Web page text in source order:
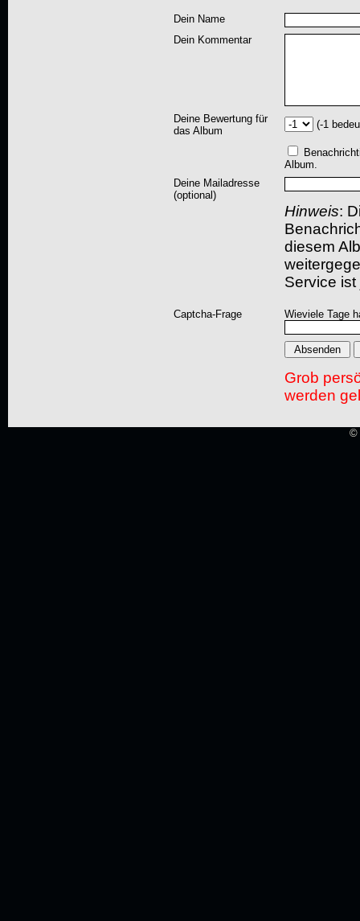
Dein Name
Dein Kommentar
Deine Bewertung für
das Album
(-1
Album.
Deine Mailadresse
(optional)
Hinweis:
diesem
Service
Captcha-Frage Wieviele Tage
Grob
werden
©